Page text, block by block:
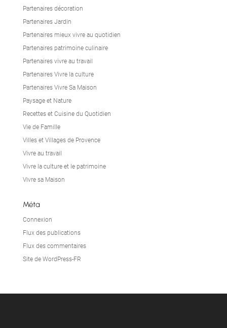
Partenaires décoration
Partenaires Jardin
Partenaires mieux vivre au quotidien
Partenaires patrimoine culinaire
Partenaires vivre au travail
Partenaires Vivre la culture
Partenaires Vivre Sa Maison
Paysage et Nature
Recettes et Cuisine du Quotidien
Vie de Famille
Villes et Villages de Provence
Vivre au travail
Vivre la culture et le patrimoine
Vivre sa Maison
Méta
Connexion
Flux des publications
Flux des commentaires
Site de WordPress-FR